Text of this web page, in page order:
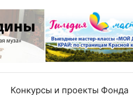
Конкурсы и проекты Фонда